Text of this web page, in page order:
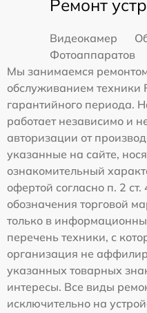
Ремонт
Видеокамер
Фотоаппаратов
Мы занимаемся
обслуживанием техники
гарантийного периода.
работает независимо и
авторизации от
указанные на сайте,
ознакомительный
офертой согласно п. 2
обозначения торговой
только в
перечень техники, с
организация не
указанных товарных
интересы. Все виды
исключительно на